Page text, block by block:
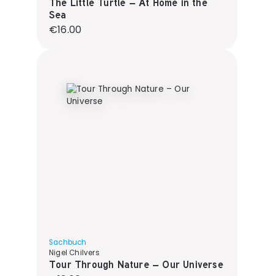
Sea
Regular price:
€16.00
Sachbuch
Nigel Chilvers
Tour Through Nature – Our Universe